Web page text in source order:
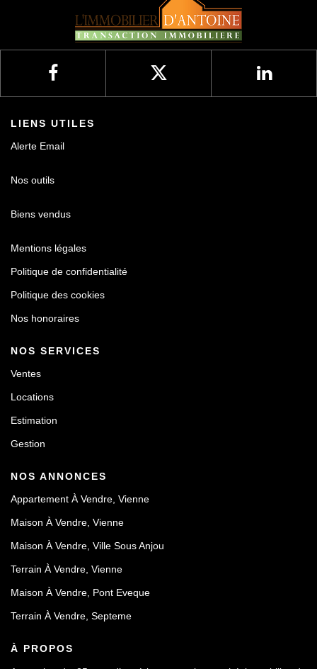
LIENS UTILES
Alerte Email
Nos outils
Biens vendus
Mentions légales
Politique de confidentialité
Politique des cookies
Nos honoraires
NOS SERVICES
Ventes
Locations
Estimation
Gestion
NOS ANNONCES
Appartement À Vendre, Vienne
Maison À Vendre, Vienne
Maison À Vendre, Ville Sous Anjou
Terrain À Vendre, Vienne
Maison À Vendre, Pont Eveque
Terrain À Vendre, Septeme
À PROPOS